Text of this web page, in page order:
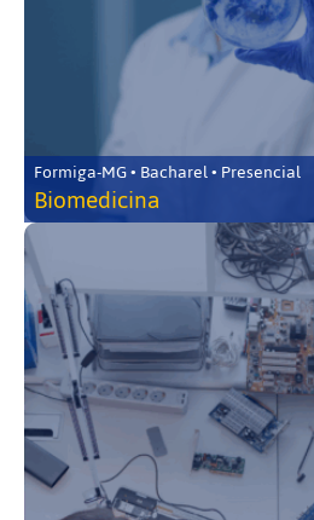
Formiga-MG • Bacharel • Presencial
Biomedicina